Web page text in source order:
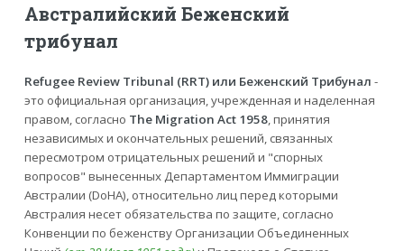
Австралийский Беженский
трибунал
Refugee Review Tribunal (RRT) или Беженский Трибунал -
это официальная организация, учрежденная и наделенная
правом, согласно The Migration Act 1958, принятия
независимых и окончательных решений, связанных
пересмотром отрицательных решений и "спорных
вопросов" вынесенных Департаментом Иммиграции
Австралии (DoHA), относительно лиц перед которыми
Австралия несет обязательства по защите, согласно
Конвенции по беженству Организации Объединенных